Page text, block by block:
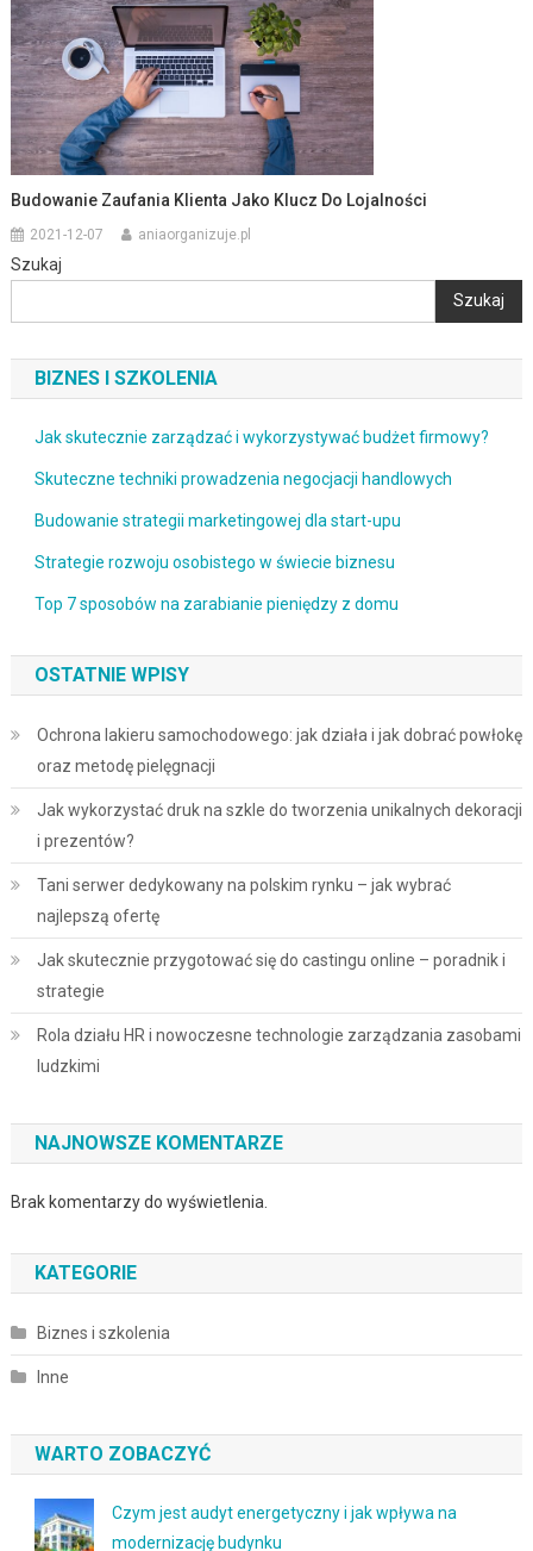
Budowanie Zaufania Klienta Jako Klucz Do Lojalności
2021-12-07 aniaorganizuje.pl
Szukaj
Szukaj
BIZNES I SZKOLENIA
Jak skutecznie zarządzać i wykorzystywać budżet firmowy?
Skuteczne techniki prowadzenia negocjacji handlowych
Budowanie strategii marketingowej dla start-upu
Strategie rozwoju osobistego w świecie biznesu
Top 7 sposobów na zarabianie pieniędzy z domu
OSTATNIE WPISY
Ochrona lakieru samochodowego: jak działa i jak dobrać powłokę
oraz metodę pielęgnacji
Jak wykorzystać druk na szkle do tworzenia unikalnych dekoracji
i prezentów?
Tani serwer dedykowany na polskim rynku – jak wybrać
najlepszą ofertę
Jak skutecznie przygotować się do castingu online – poradnik i
strategie
Rola działu HR i nowoczesne technologie zarządzania zasobami
ludzkimi
NAJNOWSZE KOMENTARZE
Brak komentarzy do wyświetlenia.
KATEGORIE
Biznes i szkolenia
Inne
WARTO ZOBACZYĆ
Czym jest audyt energetyczny i jak wpływa na
modernizację budynku